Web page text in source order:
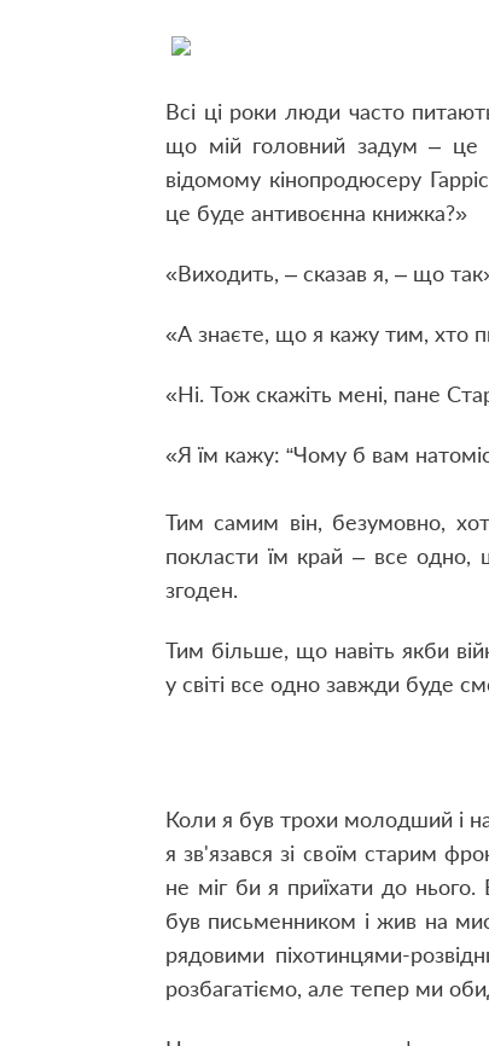
Всі ці роки люди часто
що мій головний задум – це
відомому кінопродюсеру
це буде антивоєнна книжка?»
«Виходить, – сказав я, – що
«А знаєте, що я кажу тим, хто
«Ні. Тож скажіть мені, пане
«Я їм кажу: “Чому б вам
Тим самим він, безумовно,
покласти їм край – все одно,
згоден.
Тим більше, що навіть якби
у світі все одно завжди буде
Коли я був трохи молодший і
я зв'язався зі своїм старим
не міг би я приїхати до
був письменником і жив на
рядовими піхотинцями-
розбагатіємо, але тепер ми